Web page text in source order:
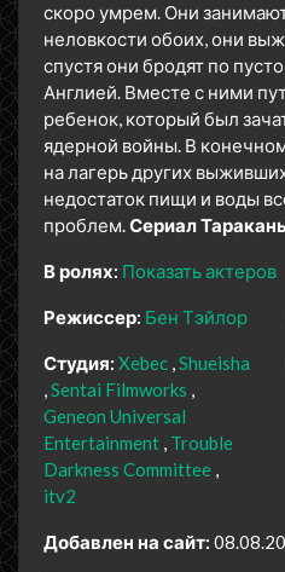
скоро умрем. Они
неловкости обоих, они
спустя они бродят по
Англией. Вместе с ними
ребенок, который был
ядерной войны. В
на лагерь других
недостаток пищи и воды
проблем.Сериал
В ролях: Показать актеров
Режиссер: Бен Тэйлор
Студия: Xebec Shueisha
Sentai Filmworks
Geneon Universal
Entertainment Trouble
Darkness Committee
itv2
Добавлен на сайт: